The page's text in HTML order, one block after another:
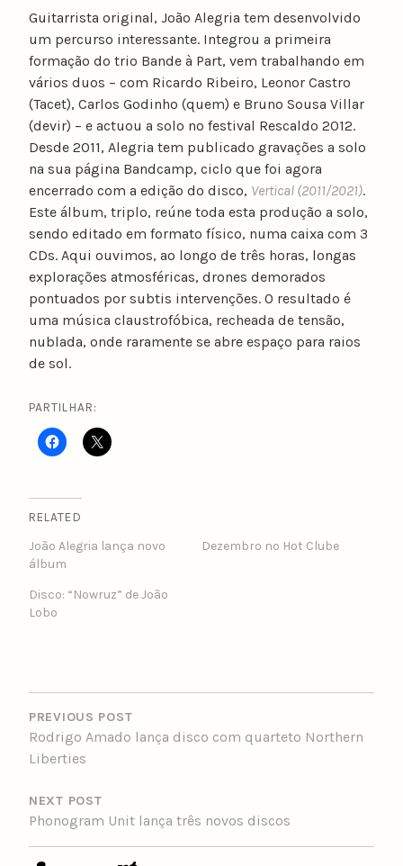
Guitarrista original, João Alegria tem desenvolvido
um percurso interessante. Integrou a primeira
formação do trio Bande à Part, vem trabalhando em
vários duos – com Ricardo Ribeiro, Leonor Castro
(Tacet), Carlos Godinho (quem) e Bruno Sousa Villar
(devir) – e actuou a solo no festival Rescaldo 2012.
Desde 2011, Alegria tem publicado gravações a solo
na sua página Bandcamp, ciclo que foi agora
encerrado com a edição do disco, Vertical (2011/2021).
Este álbum, triplo, reúne toda esta produção a solo,
sendo editado em formato físico, numa caixa com 3
CDs. Aqui ouvimos, ao longo de três horas, longas
explorações atmosféricas, drones demorados
pontuados por subtis intervenções. O resultado é
uma música claustrofóbica, recheada de tensão,
nublada, onde raramente se abre espaço para raios
de sol.
PARTILHAR:
RELATED
João Alegria lança novo
álbum
Dezembro no Hot Clube
Disco: “Nowruz” de João
Lobo
POST
NAVIGATION
PREVIOUS POST
Rodrigo Amado lança disco com quarteto Northern
Liberties
NEXT POST
Phonogram Unit lança três novos discos